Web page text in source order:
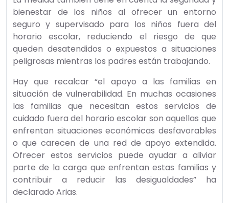
La medida también tiene en cuenta la seguridad y
bienestar de los niños al ofrecer un entorno
seguro y supervisado para los niños fuera del
horario escolar, reduciendo el riesgo de que
queden desatendidos o expuestos a situaciones
Hay que recalcar “el apoyo a las familias en
situación de vulnerabilidad. En muchas ocasiones
las familias que necesitan estos servicios de
cuidado fuera del horario escolar son aquellas que
enfrentan situaciones económicas desfavorables
o que carecen de una red de apoyo extendida.
Ofrecer estos servicios puede ayudar a aliviar
parte de la carga que enfrentan estas familias y
contribuir a reducir las desigualdades” ha